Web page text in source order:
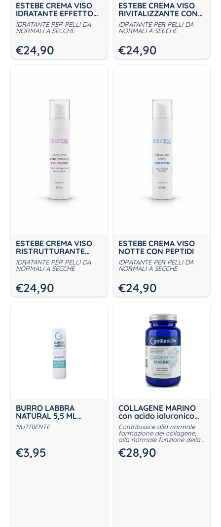
ESTEBE CREMA VISO
IDRATANTE EFFETTO
BARRIERA
IDRATANTE PER PELLI DA
NORMALI A SECCHE
€24,90
ESTEBE CREMA VISO
RIVITALIZZANTE CON
VITAMINA C
IDRATANTE PER PELLI DA
NORMALI A SECCHE
€24,90
ESTEBE CREMA VISO
RISTRUTTURANTE
PELLI MATURE
IDRATANTE PER PELLI DA
NORMALI A SECCHE
€24,90
ESTEBE CREMA VISO
NOTTE CON PEPTIDI
IDRATANTE PER PELLI DA
NORMALI A SECCHE
€24,90
BURRO LABBRA
NATURAL 5,5 ML
MIACARE
NUTRIENTE
€3,95
COLLAGENE MARINO
con acido ialuronico
120g
Contribuisce alla normale
formazione del collagene,
alla normale funzione della
cellule dallo stress ossidativo
€28,90